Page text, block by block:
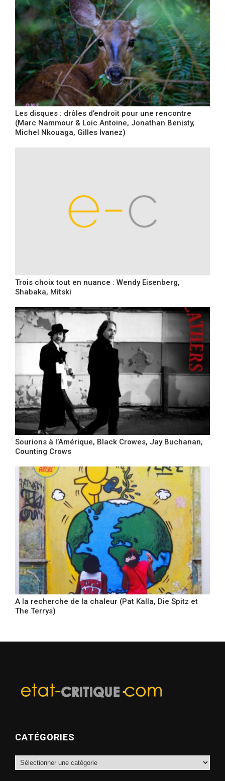
Les disques : drôles d’endroit pour une rencontre
(Marc Nammour & Loic Antoine, Jonathan Benisty,
Michel Nkouaga, Gilles Ivanez)
Trois choix tout en nuance : Wendy Eisenberg,
Shabaka, Mitski
Sourions à l’Amérique, Black Crowes, Jay Buchanan,
Counting Crows
A la recherche de la chaleur (Pat Kalla, Die Spitz et
The Terrys)
CATÉGORIES
Catégories